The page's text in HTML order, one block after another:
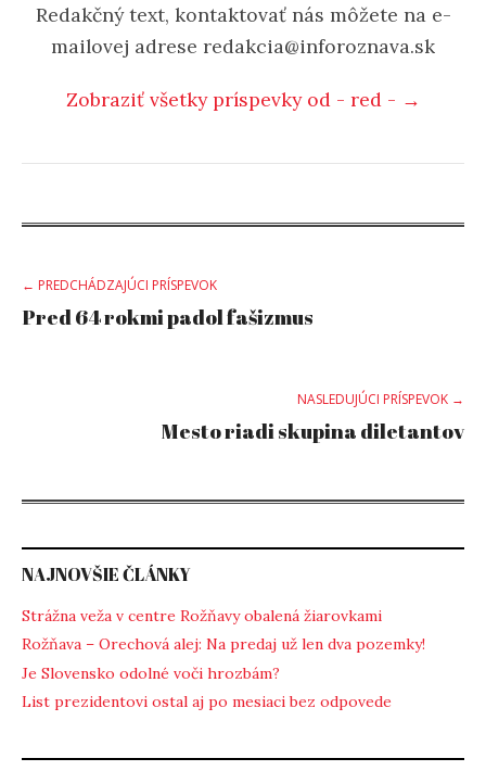
Redakčný text, kontaktovať nás môžete na e-
mailovej adrese redakcia@inforoznava.sk
Zobraziť všetky príspevky od - red - →
Post
← PREDCHÁDZAJÚCI PRÍSPEVOK
Pred 64 rokmi padol fašizmus
NASLEDUJÚCI PRÍSPEVOK →
Mesto riadi skupina diletantov
NAJNOVŠIE ČLÁNKY
Strážna veža v centre Rožňavy obalená žiarovkami
Rožňava – Orechová alej: Na predaj už len dva pozemky!
Je Slovensko odolné voči hrozbám?
List prezidentovi ostal aj po mesiaci bez odpovede